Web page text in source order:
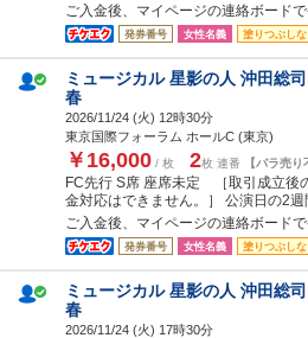
ご入金後、マイページの連絡ボード
発券番号 女性名義 塗りつぶしな
ミュージカル 星影の人 沖田総
春
2026/11/24 (火) 12時30分
東京国際フォーラム ホールC (東京)
￥16,000 / 枚 2枚 連番 【バラ売り
FC先行 S席 座席未定 ［取引成立後
金対応はできません。］ 公演日の2週
ご入金後、マイページの連絡ボード
発券番号 女性名義 塗りつぶしな
ミュージカル 星影の人 沖田総
春
2026/11/24 (火) 17時30分